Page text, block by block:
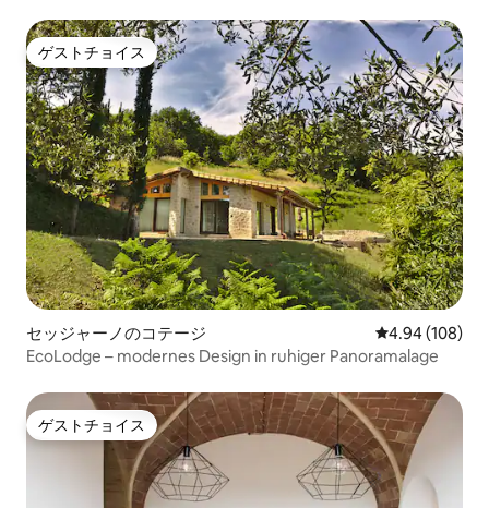
ゲストチョイス
ゲストチョイス
セッジャーノのコテージ レビュー108
4.94 (108)
EcoLodge – modernes Design in ruhiger Panoramalage
ゲストチョイス
ゲストチョイス